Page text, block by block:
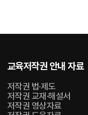
교육저작권 안내 자료
저작권 법·제도
저작권 교재·해설서
저작권 영상자료